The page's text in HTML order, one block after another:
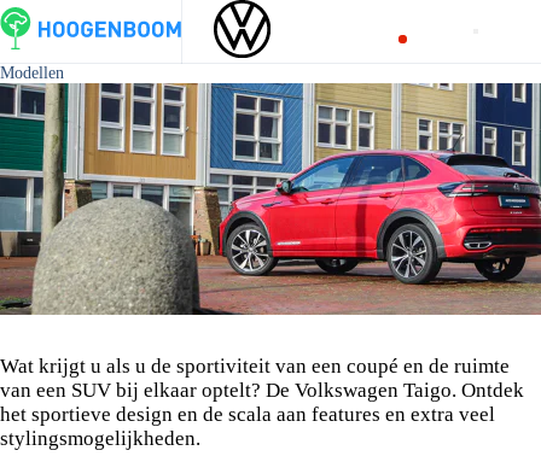
Modellen
Wat krijgt u als u de sportiviteit van een coupé en de ruimte
van een SUV bij elkaar optelt? De Volkswagen Taigo. Ontdek
het sportieve design en de scala aan features en extra veel
stylingsmogelijkheden.